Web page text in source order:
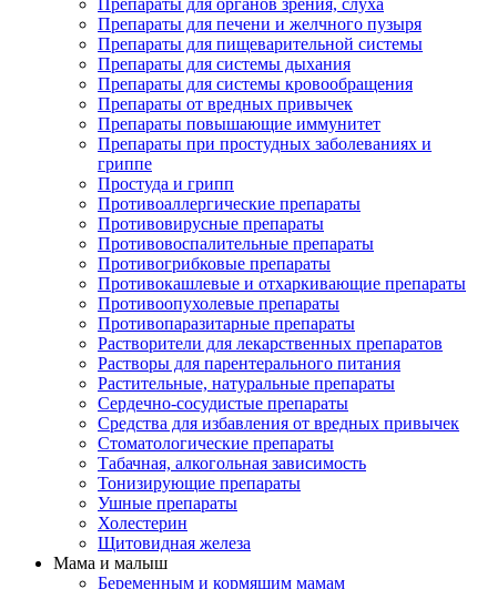
Препараты для органов зрения, слуха
Препараты для печени и желчного пузыря
Препараты для пищеварительной системы
Препараты для системы дыхания
Препараты для системы кровообращения
Препараты от вредных привычек
Препараты повышающие иммунитет
Препараты при простудных заболеваниях и
гриппе
Простуда и грипп
Противоаллергические препараты
Противовирусные препараты
Противовоспалительные препараты
Противогрибковые препараты
Противокашлевые и отхаркивающие препараты
Противоопухолевые препараты
Противопаразитарные препараты
Растворители для лекарственных препаратов
Растворы для парентерального питания
Растительные, натуральные препараты
Сердечно-сосудистые препараты
Средства для избавления от вредных привычек
Стоматологические препараты
Табачная, алкогольная зависимость
Тонизирующие препараты
Ушные препараты
Холестерин
Щитовидная железа
Мама и малыш
Беременным и кормящим мамам